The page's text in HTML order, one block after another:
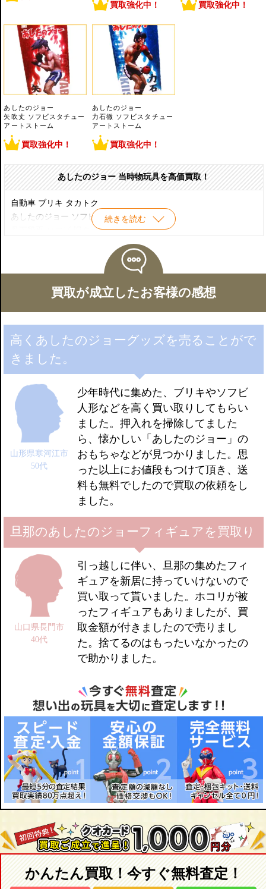
買取強化中！
買取強化中！
あしたのジョー
矢吹丈 ソフビスタチュー
アートストーム
買取強化中！
あしたのジョー
力石徹 ソフビスタチュー
アートストーム
買取強化中！
あしたのジョー 当時物玩具を高価買取！
続きを読む
自動車 ブリキ タカトク
あしたのジョー ソフビ 旧タカラ
丹下段平 ソフビ 旧タカラ
力石徹 RAH メディコムトイ
矢吹丈 RAH メディコムトイ
矢吹丈 ソフビスタチュー アートストーム
力石徹 ソフビスタチュー アートストーム
ファイティング・ジョー 1/6 フィギュア 回天堂
矢吹丈 泪橋編 1/6 フィギュア 回天堂
特大フィギュア ラストシーン
シャンプーボトル サンスター
フルメタル超像革命
学習バック
ソフビキット ボークス
買取が成立したお客様の感想
高くあしたのジョーグッズを売ることがで
きました。
山形県寒河江市
50代
少年時代に集めた、ブリキやソフビ
人形などを高く買い取りしてもらい
ました。押入れを掃除してました
ら、懐かしい「あしたのジョー」の
おもちゃなどが見つかりました。思
った以上にお値段もつけて頂き、送
料も無料でしたので買取の依頼をし
ました。
旦那のあしたのジョーフィギュアを買取り
山口県長門市
40代
引っ越しに伴い、旦那の集めたフィ
ギュアを新居に持っていけないので
買い取って貰いました。ホコリが被
ったフィギュアもありましたが、買
取金額が付きましたので売りまし
た。捨てるのはもったいなかったの
で助かりました。
かんたん買取！今すぐ無料査定！